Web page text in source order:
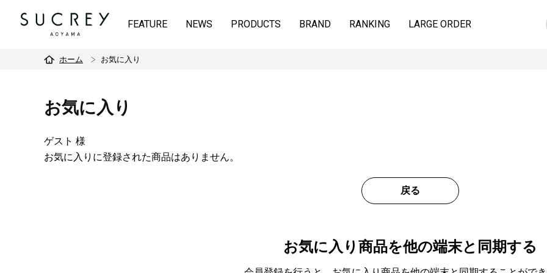
FEATURE NEWS PRODUCTS BRAND RANKING LARGE ORDER
ホーム お気に入り
お気に入り
ゲスト 様
お気に入りに登録された商品はありません。
戻る
お気に入り商品を他の端末と同期する